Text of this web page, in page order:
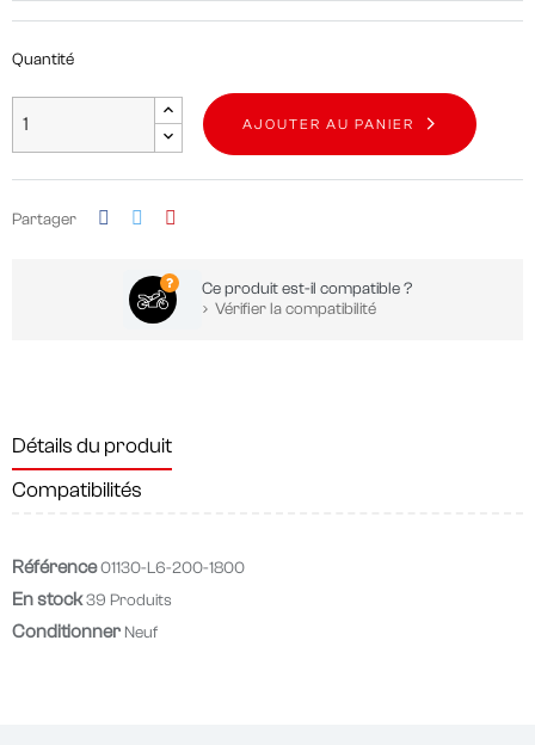
Quantité
AJOUTER AU PANIER
Partager
Ce produit est-il compatible ?
Vérifier la compatibilité
Détails du produit
Compatibilités
Référence01130-L6-200-1800
En stock39 Produits
Conditionner Neuf